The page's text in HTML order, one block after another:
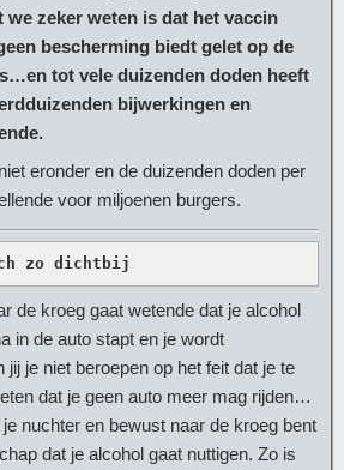
zeker weten is dat het vaccin
bescherming biedt gelet op de
tot vele duizenden doden heeft
bijwerkingen en
eronder en de duizenden doden per
voor miljoenen burgers.
zo dichtbij
de kroeg gaat wetende dat je alcohol
in de auto stapt en je wordt
jij je niet beroepen op het feit dat je te
dat je geen auto meer mag rijden…
nuchter en bewust naar de kroeg bent
dat je alcohol gaat nuttigen. Zo is